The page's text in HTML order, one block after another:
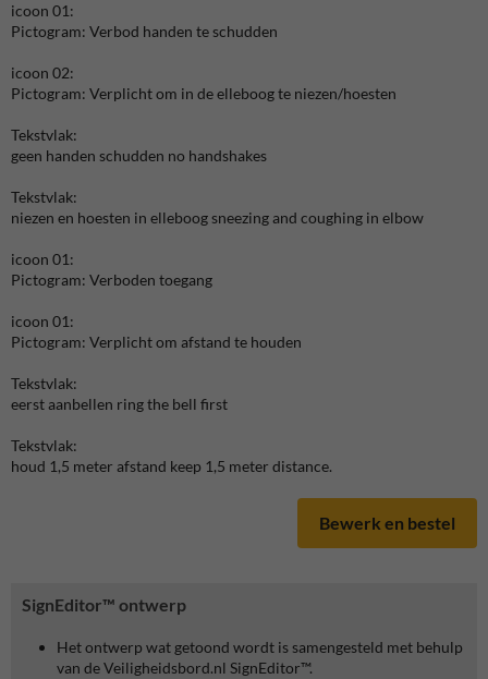
SignEditor™ ontwerp
Het ontwerp wat getoond wordt is samengesteld met behulp
van de Veiligheidsbord.nl SignEditor™.
icoon 01:
Pictogram: Verbod handen te schudden
icoon 02:
Pictogram: Verplicht om in de elleboog te niezen/hoesten
Tekstvlak:
geen handen schudden no handshakes
Tekstvlak:
niezen en hoesten in elleboog sneezing and coughing in elbow
icoon 01:
Pictogram: Verboden toegang
icoon 01:
Pictogram: Verplicht om afstand te houden
Tekstvlak:
eerst aanbellen ring the bell first
Tekstvlak:
houd 1,5 meter afstand keep 1,5 meter distance.
Bewerk en bestel